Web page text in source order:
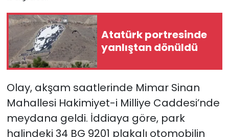
Atatürk portresinde
yanlıştan dönüldü
Olay, akşam saatlerinde Mimar Sinan
Mahallesi Hakimiyet-i Milliye Caddesi’nde
meydana geldi. İddiaya göre, park
halindeki 34 BG 9201 plakalı otomobilin
Yurt